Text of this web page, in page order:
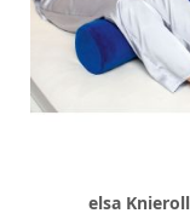
elsa